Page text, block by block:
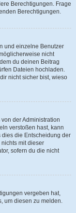
Berechtigungen. Frage
Berechtigungen.
und einzelne Benutzer
nicht
du deinen Beitrag
Dateien hochladen.
nicht sicher bist, wieso
der Administration
verstoßen hast, kann
die Entscheidung der
mit dieser
sofern du die nicht
vergeben hat,
um diesen zu melden.